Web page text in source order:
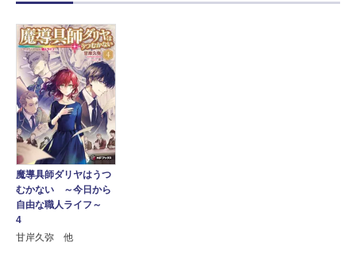
魔導具師ダリヤはうつ
むかない ～今日から
自由な職人ライフ～
4
甘岸久弥 他